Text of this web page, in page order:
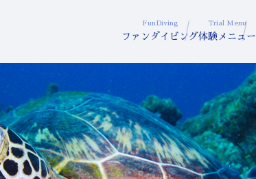
FunDiving
ファンダイビング
Trial Menu
体験メニュー